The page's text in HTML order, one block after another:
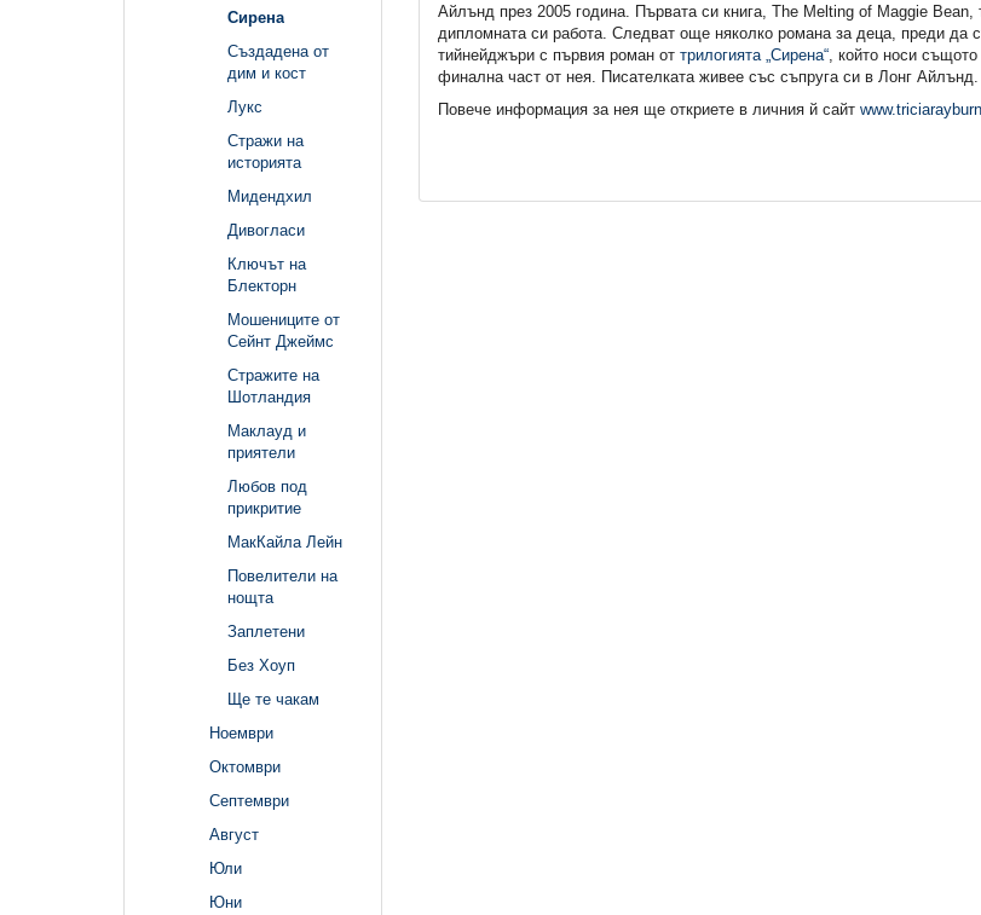
Сирена
Създадена от
дим и кост
Лукс
Стражи на
историята
Мидендхил
Дивогласи
Ключът на
Блекторн
Мошениците от
Сейнт Джеймс
Стражите на
Шотландия
Маклауд и
приятели
Любов под
прикритие
МакКайла Лейн
Повелители на
нощта
Заплетени
Без Хоуп
Ще те чакам
Ноември
Октомври
Септември
Август
Юли
Юни
Айлънд през 2005 година. Първата си книга, The Melting of Maggie Bean,
дипломната си работа. Следват още няколко романа за деца, преди да
тийнейджъри с първия роман от трилогията „Сирена“, който носи същото
финална част от нея. Писателката живее със съпруга си в Лонг Айлънд.
Повече информация за нея ще откриете в личния й сайт